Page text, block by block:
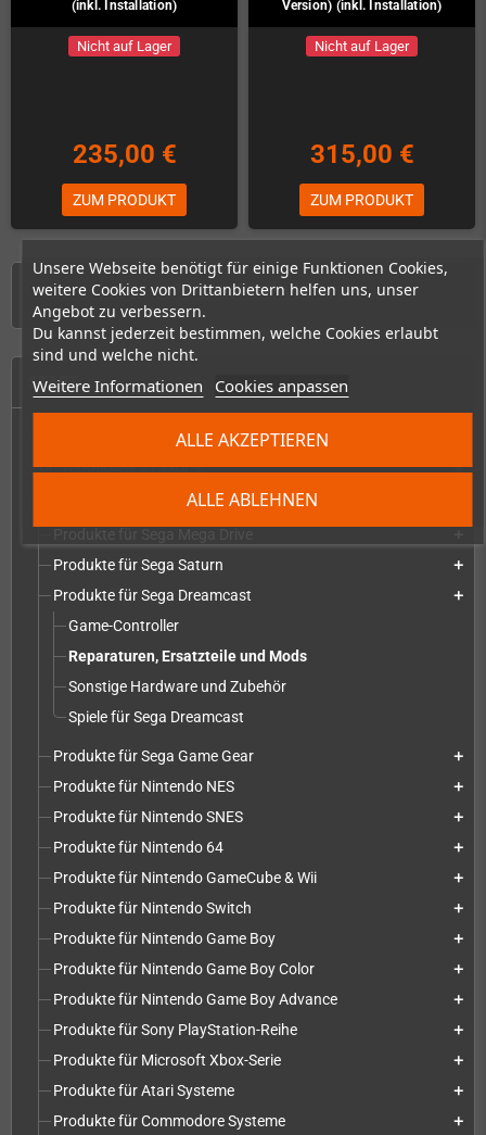
Unsere Webseite benötigt für einige Funktionen Cookies,
weitere Cookies von Drittanbietern helfen uns, unser
Angebot zu verbessern.
Du kannst jederzeit bestimmen, welche Cookies erlaubt
sind und welche nicht.
Weitere Informationen Cookies anpassen
ALLE ABLEHNEN
ALLE AKZEPTIEREN
START
Konsolen & Handhelds
PC-Handhelds & UMPCs add
Produkte für Sega Saturn add
Produkte für Sega Dreamcast add
Game-Controller
Reparaturen, Ersatzteile und Mods
Sonstige Hardware und Zubehör
Spiele für Sega Dreamcast
Produkte für Sega Game Gear add
Produkte für Nintendo NES add
Produkte für Nintendo SNES add
Produkte für Nintendo 64 add
Produkte für Nintendo GameCube & Wii add
Produkte für Nintendo Switch add
Produkte für Nintendo Game Boy add
Produkte für Nintendo Game Boy Color add
Produkte für Nintendo Game Boy Advance add
Produkte für Sony PlayStation-Reihe add
Produkte für Microsoft Xbox-Serie add
Produkte für Atari Systeme add
Produkte für Commodore Systeme add
(inkl. Installation)
Nicht auf Lager
235,00 €
ZUM PRODUKT
Version) (inkl. Installation)
Nicht auf Lager
315,00 €
ZUM PRODUKT
1 - 8 von 8 Artikel(n)